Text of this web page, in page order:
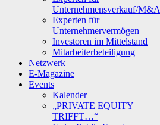
Unternehmensverkauf/M&A
Experten für
Unternehmervermögen
Investoren im Mittelstand
Mitarbeiterbeteiligung
Netzwerk
E-Magazine
Events
Kalender
„PRIVATE EQUITY
TRIFFT…“